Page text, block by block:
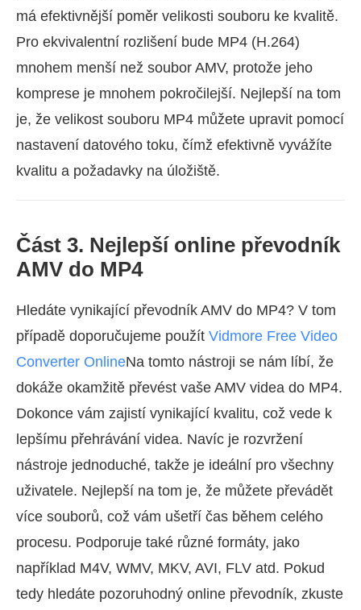
má efektivnější poměr velikosti souboru ke kvalitě.
Pro ekvivalentní rozlišení bude MP4 (H.264)
mnohem menší než soubor AMV, protože jeho
komprese je mnohem pokročilejší. Nejlepší na tom
je, že velikost souboru MP4 můžete upravit pomocí
nastavení datového toku, čímž efektivně vyvážíte
kvalitu a požadavky na úložiště.
Část 3. Nejlepší online převodník
AMV do MP4
Hledáte vynikající převodník AMV do MP4? V tom
případě doporučujeme použít Vidmore Free Video
Converter OnlineNa tomto nástroji se nám líbí, že
dokáže okamžitě převést vaše AMV videa do MP4.
Dokonce vám zajistí vynikající kvalitu, což vede k
lepšímu přehrávání videa. Navíc je rozvržení
nástroje jednoduché, takže je ideální pro všechny
uživatele. Nejlepší na tom je, že můžete převádět
více souborů, což vám ušetří čas během celého
procesu. Podporuje také různé formáty, jako
například M4V, WMV, MKV, AVI, FLV atd. Pokud
tedy hledáte pozoruhodný online převodník, zkuste